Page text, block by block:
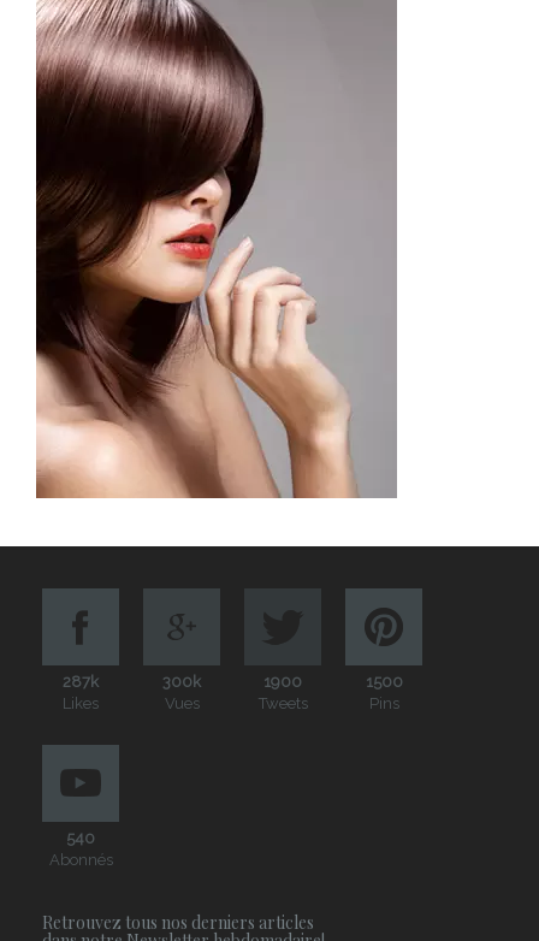
287k
Likes
300k
Vues
1900
Tweets
1500
Pins
540
Abonnés
Retrouvez tous nos derniers articles